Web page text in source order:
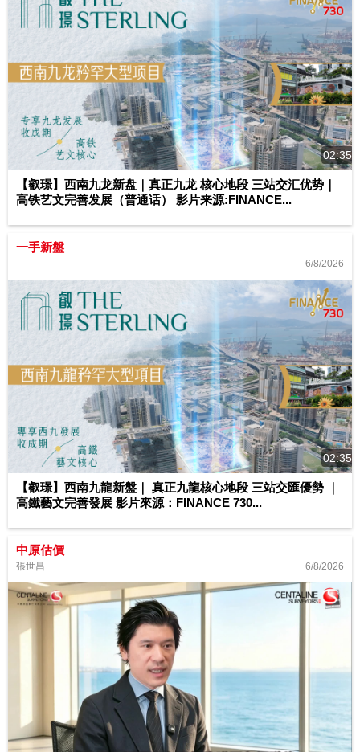
02:35
【叡璟】西南九龙新盘｜真正九龙 核心地段 三站交汇优势｜
高铁艺文完善发展（普通话） 影片来源:FINANCE...
一手新盤
6/8/2026
02:35
【叡璟】西南九龍新盤｜ 真正九龍核心地段 三站交匯優勢 ｜
高鐵藝文完善發展 影片來源：FINANCE 730...
中原估價
張世昌 6/8/2026